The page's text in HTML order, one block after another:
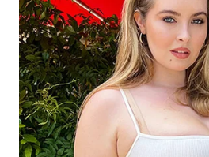
WN
TANJUNG
LESUNG
WN
KARO
WN